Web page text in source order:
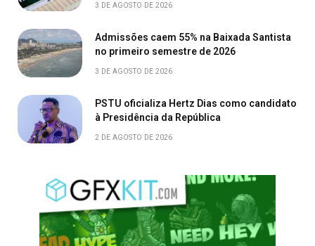
3 DE AGOSTO DE 2026
Admissões caem 55% na Baixada Santista
no primeiro semestre de 2026
3 DE AGOSTO DE 2026
PSTU oficializa Hertz Dias como candidato
à Presidência da República
2 DE AGOSTO DE 2026